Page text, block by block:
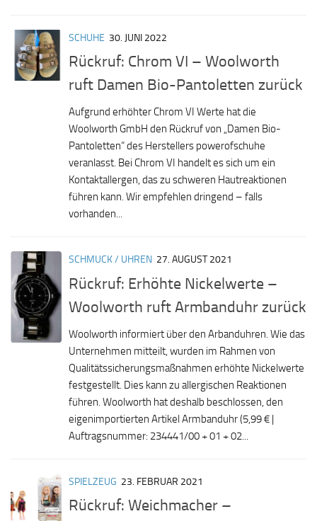
SCHUHE 30. JUNI 2022
Rückruf: Chrom VI – Woolworth
ruft Damen Bio-Pantoletten zurück
Aufgrund erhöhter Chrom VI Werte hat die
Woolworth GmbH den Rückruf von „Damen Bio-
Pantoletten“ des Herstellers powerofschuhe
veranlasst. Bei Chrom VI handelt es sich um ein
Kontaktallergen, das zu schweren Hautreaktionen
führen kann. Wir empfehlen dringend – falls
vorhanden...
SCHMUCK / UHREN 27. AUGUST 2021
Rückruf: Erhöhte Nickelwerte –
Woolworth ruft Armbanduhr zurück
Woolworth informiert über den Arbanduhren. Wie das
Unternehmen mitteilt, wurden im Rahmen von
Qualitätssicherungsmaßnahmen erhöhte Nickelwerte
festgestellt. Dies kann zu allergischen Reaktionen
führen. Woolworth hat deshalb beschlossen, den
eigenimportierten Artikel Armbanduhr (5,99 € |
Auftragsnummer: 234441/00 + 01 + 02...
SPIELZEUG 23. FEBRUAR 2021
Rückruf: Weichmacher –